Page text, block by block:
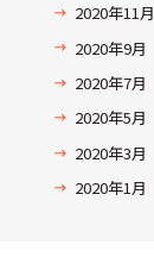
2020年11月
2020年9月
2020年7月
2020年5月
2020年3月
2020年1月